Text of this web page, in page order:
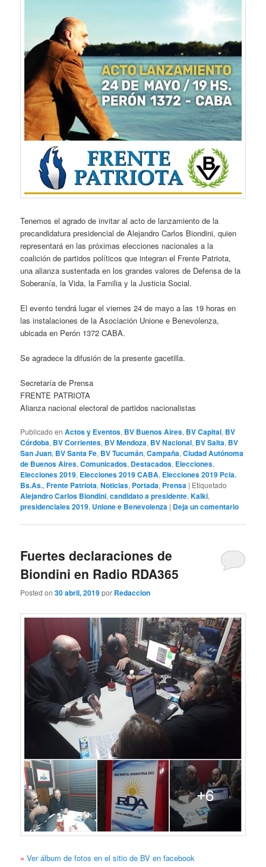
Tenemos el agrado de invitar al acto de lanzamiento de la
precandidatura presidencial de Alejandro Carlos Biondini, quien
representará en las próximas elecciones nacionales a la
coalición de partidos políticos que integran el Frente Patriota,
una alianza sustentada en los grandes valores de Defensa de la
Soberanía, la Vida, la Familia y la Justicia Social.
El evento tendrá lugar el viernes 24 de mayo a las 19 horas en
las instalaciones de la Asociación Unione e Benevolenza,
ubicada en Perón 1372 CABA.
Se agradece la difusión de la presente gacetilla.
Secretaría de Prensa
FRENTE PATRIOTA
Alianza nacional electoral de partidos nacionalistas
Publicado en Actos y Eventos, BV Buenos Aires, BV Capital, BV
Córdoba, BV Corrientes, BV Mendoza, BV Nacional, BV Salta, BV
San Juan, BV Santa Fe, BV Tucumán,Campaña,Ciudad Autónoma
de Buenos Aires,Comunicados, Destacados, Elecciones,
Elecciones 2019, Elecciones 2019 CABA, Elecciones 2019 Pcia.
Bs.As.,Frente Patriota,Noticias, Portada, Prensa | Etiquetado
Alejandro Carlos Biondini,candidato a presidente,Kalki,
presidenciales 2019, Unione e Benevolenza | Deja un comentario
Fuertes declaraciones de
Biondini en Radio RDA365
Posted on30 abril, 2019por Redaccion
» Ver álbum de fotos en el sitio de BV en facebook